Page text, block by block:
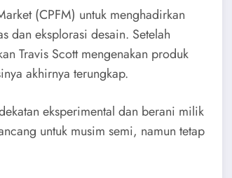
(CPFM) untuk menghadirkan
dan eksplorasi desain. Setelah
Travis Scott mengenakan produk
akhirnya terungkap.
eksperimental dan berani milik
untuk musim semi, namun tetap